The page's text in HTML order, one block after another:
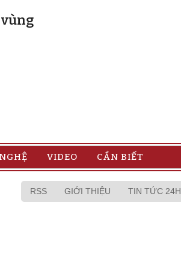
VIDEO CẦN BIẾT
RSS GIỚI THIỆU TIN TỨC 24H